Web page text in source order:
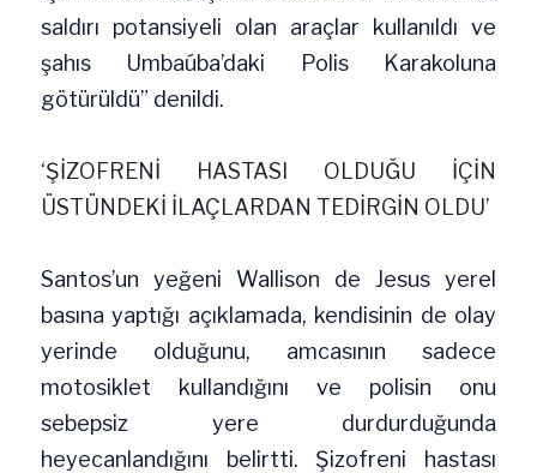
saldırı potansiyeli olan araçlar kullanıldı ve
şahıs Umbaúba’daki Polis Karakoluna
götürüldü” denildi.
‘ŞİZOFRENİ HASTASI OLDUĞU İÇİN
ÜSTÜNDEKİ İLAÇLARDAN TEDİRGİN OLDU’
Santos’un yeğeni Wallison de Jesus yerel
basına yaptığı açıklamada, kendisinin de olay
yerinde olduğunu, amcasının sadece
motosiklet kullandığını ve polisin onu
sebepsiz yere durdurduğunda
heyecanlandığını belirtti. Şizofreni hastası